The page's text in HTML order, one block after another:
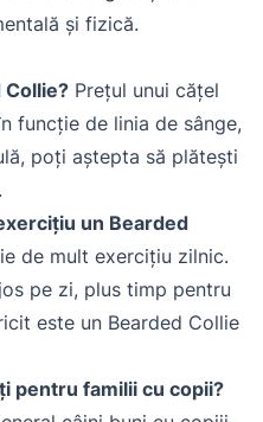
și fizică.
Collie? Prețul unui cățel
funcție de linia de sânge,
poți aștepta să plătești
un Bearded
de mult exercițiu zilnic.
pe zi, plus timp pentru
este un Bearded Collie
pentru familii cu copii?